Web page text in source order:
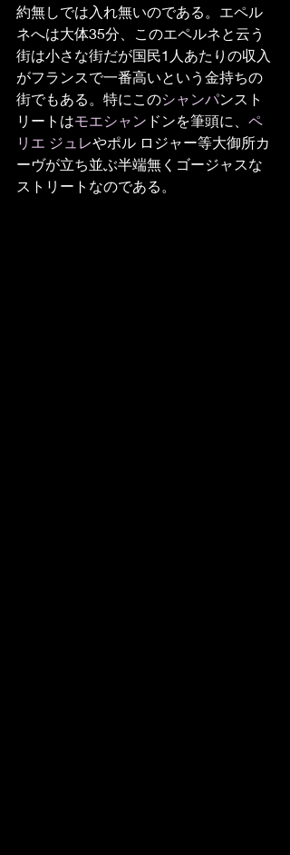
約無しでは入れ無いのである。エペル
ネへは大体35分、このエペルネと云う
街は小さな街だが国民1人あたりの収入
がフランスで一番高いという金持ちの
街でもある。特にこのシャンパンスト
リートはモエシャン ドンを筆頭に、 ペ
リエ ジュレやポル ロジャー等大御所カ
ーヴが立ち並ぶ半端無くゴージャスな
ストリートなのである。